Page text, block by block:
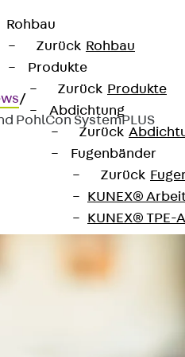
Rohbau
Zurück Rohbau
Produkte
Zurück Produkte
Abdichtung
Zurück
Fugenbänder
Zurück
KUNEX®
KUNEX®
KUNEX®
/
PohlCon SystemPLUS
WCPS und